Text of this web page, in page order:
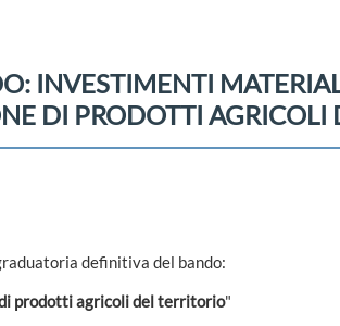
INVESTIMENTI
DI PRODOTTI AGRICOLI
definitiva del bando:
prodotti agricoli del territorio"